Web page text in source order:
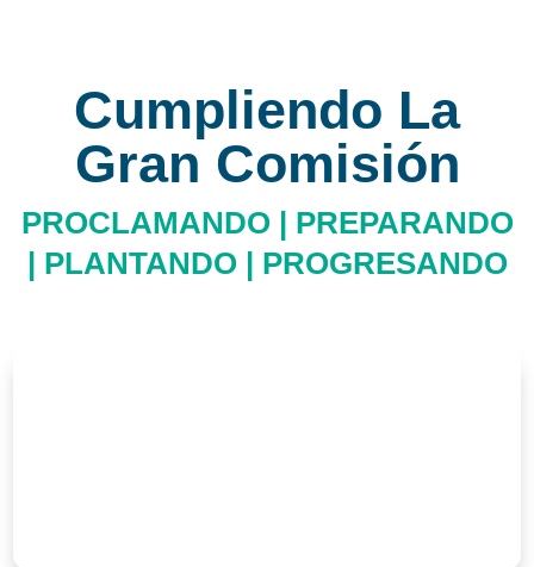
Cumpliendo La
Gran Comisión
PROCLAMANDO | PREPARANDO
| PLANTANDO | PROGRESANDO